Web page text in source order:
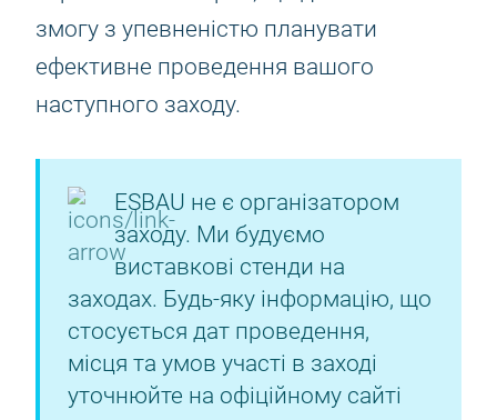
змогу з упевненістю планувати
ефективне проведення вашого
наступного заходу.
ESBAU не є організатором
заходу. Ми будуємо
виставкові стенди на
заходах. Будь-яку інформацію, що
стосується дат проведення,
місця та умов участі в заході
уточнюйте на офіційному сайті